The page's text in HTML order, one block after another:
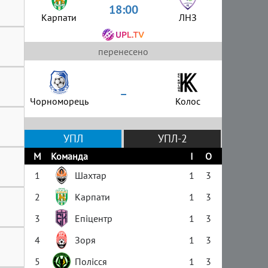
Карпати 18:00 ЛНЗ
перенесено
Чорноморець – Колос
УПЛ УПЛ-2
М Команда І
О
1
Шахтар 1
3
2
Карпати 1
3
3
Епіцентр 1
3
4
Зоря 1
3
5
Полісся 1 3